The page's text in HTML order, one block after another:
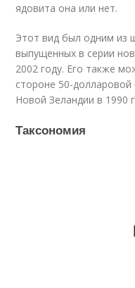
ядовита она или нет.
Этот вид был одним из
выпущенных в серии
2002 году. Его также
стороне 50-
Новой Зеландии в 1990
Таксономия